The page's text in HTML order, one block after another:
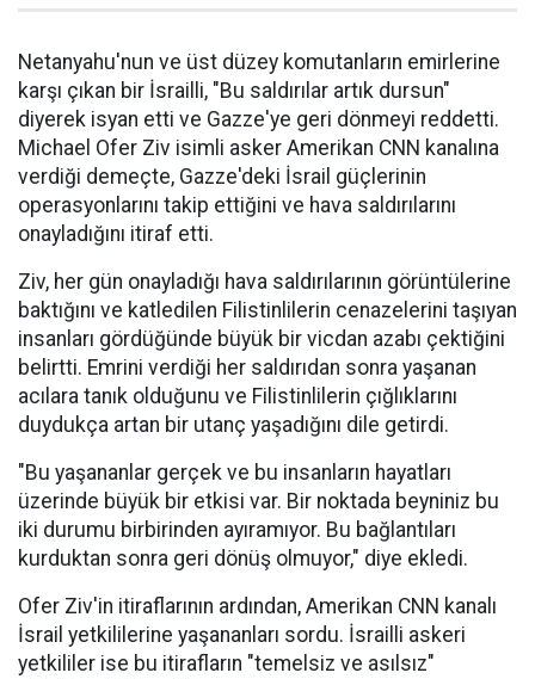
Netanyahu'nun ve üst düzey komutanların emirlerine
karşı çıkan bir İsrailli, "Bu saldırılar artık dursun"
diyerek isyan etti ve Gazze'ye geri dönmeyi reddetti.
Michael Ofer Ziv isimli asker Amerikan CNN kanalına
verdiği demeçte, Gazze'deki İsrail güçlerinin
operasyonlarını takip ettiğini ve hava saldırılarını
onayladığını itiraf etti.
Ziv, her gün onayladığı hava saldırılarının görüntülerine
baktığını ve katledilen Filistinlilerin cenazelerini taşıyan
insanları gördüğünde büyük bir vicdan azabı çektiğini
belirtti. Emrini verdiği her saldırıdan sonra yaşanan
acılara tanık olduğunu ve Filistinlilerin çığlıklarını
duydukça artan bir utanç yaşadığını dile getirdi.
"Bu yaşananlar gerçek ve bu insanların hayatları
üzerinde büyük bir etkisi var. Bir noktada beyniniz bu
iki durumu birbirinden ayıramıyor. Bu bağlantıları
kurduktan sonra geri dönüş olmuyor," diye ekledi.
Ofer Ziv'in itiraflarının ardından, Amerikan CNN kanalı
İsrail yetkililerine yaşananları sordu. İsrailli askeri
yetkililer ise bu itirafların "temelsiz ve asılsız"